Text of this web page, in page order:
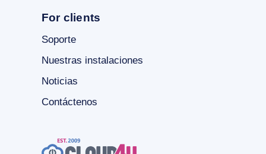
For clients
Soporte
Nuestras instalaciones
Noticias
Contáctenos